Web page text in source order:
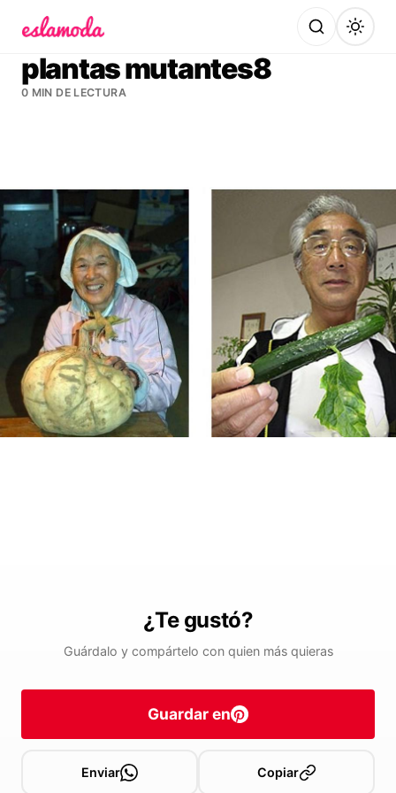
plantas mutantes8
0 MIN DE LECTURA
¿Te gustó?
Guárdalo y compártelo con quien más quieras
Guardar en
Enviar Copiar